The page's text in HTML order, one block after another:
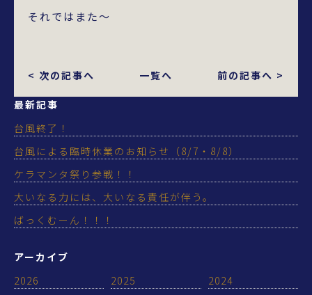
それではまた～
< 次の記事へ 一覧へ 前の記事へ >
最新記事
台風終了！
台風による臨時休業のお知らせ（8/7・8/8）
ケラマンタ祭り参戦！！
大いなる力には、大いなる責任が伴う。
ばっくむーん！！！
アーカイブ
2026
2025
2024